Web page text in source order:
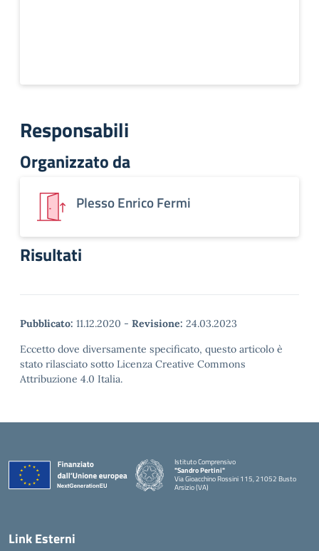
Responsabili
Organizzato da
Plesso Enrico Fermi
Risultati
Pubblicato: 11.12.2020 - Revisione: 24.03.2023
Eccetto dove diversamente specificato, questo articolo è
stato rilasciato sotto Licenza Creative Commons
Attribuzione 4.0 Italia.
Istituto Comprensivo
"Sandro Pertini"
Via Gioacchino Rossini 115, 21052 Busto
Arsizio (VA)
Link Esterni